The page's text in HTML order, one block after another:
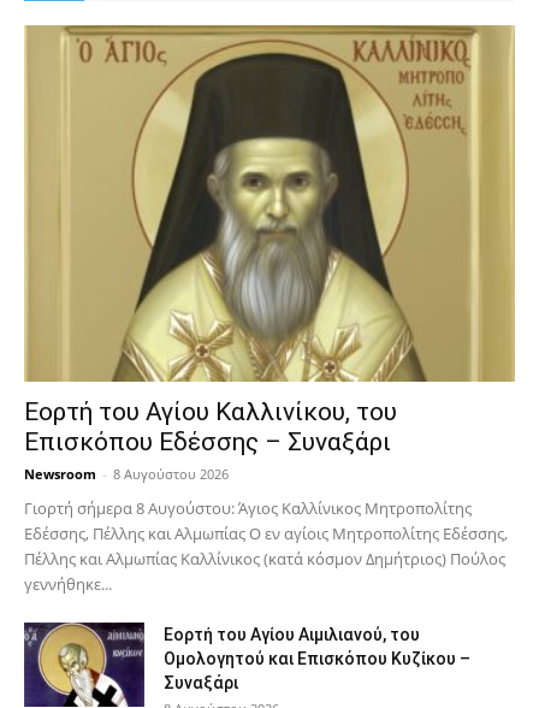
Εορτή του Αγίου Καλλινίκου, του
Επισκόπου Εδέσσης – Συναξάρι
Newsroom - 8 Αυγούστου 2026
Γιορτή σήμερα 8 Αυγούστου: Άγιος Καλλίνικος Μητροπολίτης
Εδέσσης, Πέλλης και Αλμωπίας Ο εν αγίοις Μητροπολίτης Εδέσσης,
Πέλλης και Αλμωπίας Καλλίνικος (κατά κόσμον Δημήτριος) Πούλος
γεννήθηκε...
Εορτή του Αγίου Αιμιλιανού, του
Ομολογητού και Επισκόπου Κυζίκου –
Συναξάρι